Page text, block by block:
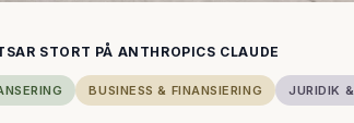
STORT PÅ ANTHROPICS CLAUDE
BUSINESS & FINANSIERING JURIDIK